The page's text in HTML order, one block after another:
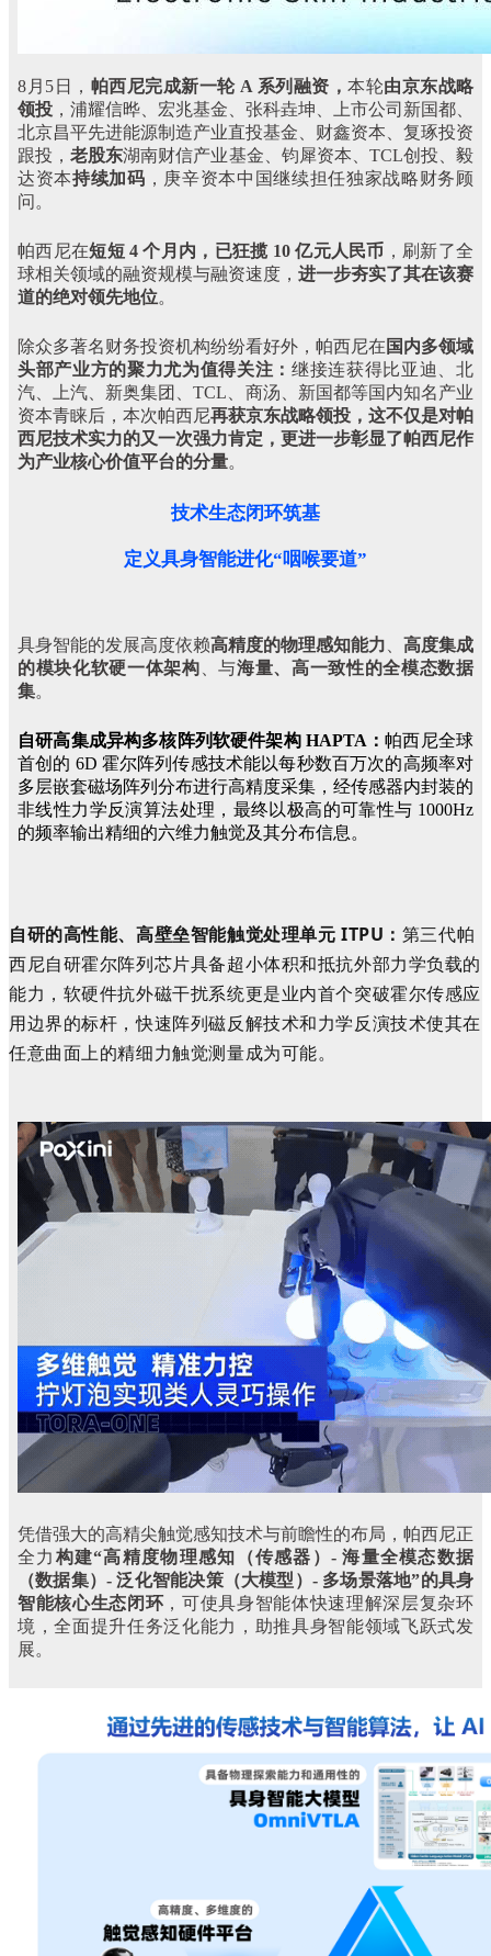
8月5日， 帕西尼完成新一轮 A 系列融资， 本轮由京东战略
领投 ，浦耀信晔、宏兆基金、张科垚坤、上市公司新国都、
北京昌平先进能源制造产业直投基金、财鑫资本、复琢投资
跟投，老股东湖南财信产业基金、钧犀资本、TCL创投、毅
达资本持续加码 ，庚辛资本中国继续担任独家战略财务顾
问。
帕西尼在短短 4 个月内，已狂揽 10 亿元人民币 ， 刷新了全
球相关领域的融资规模与融资速度， 进一步夯实了其在该赛
道的绝对领先地位。
除众多著名财务投资机构纷纷看好外，帕西尼在 国内多领域
头部产业方的聚力尤为值得关注： 继接连获得比亚迪、北
汽、上汽、新奥集团、TCL、商汤、新国都等国内知名产业
资本青睐后，本次帕西尼再获京东战略领投，这不仅是对帕
西尼技术实力的又一次强力肯定，更进一步彰显了帕西尼作
为产业核心价值平台的分量。
技术生态闭环筑基
定义具身智能进化“咽喉要道”
具身智能的发展高度依赖高精度的物理感知能力
高度集成
的模块化软硬一体架构 、与海量、高一致性的全模态数据
集。
自研高集成异构多核阵列软硬件架构 HAPTA：帕西尼全球
首创的 6D 霍尔阵列传感技术能以每秒数百万次的高频率对
多层嵌套磁场阵列分布进行高精度采集，经传感器内封装的
非线性力学反演算法处理，最终以极高的可靠性与 1000Hz
的频率输出精细的六维力触觉及其分布信息。
自研的高性能、高壁垒智能触觉处理单元 ITPU： 第三代帕
西尼自研霍尔阵列芯片具备超小体积和抵抗外部力学负载的
能力，软硬件抗外磁干扰系统更是业内首个突破霍尔传感应
用边界的标杆，快速阵列磁反解技术和力学反演技术使其在
任意曲面上的精细力触觉测量成为可能。
凭借强大的高精尖触觉感知技术与前瞻性的布局，帕西尼正
全力 构建“高精度物理感知（传感器）- 海量全模态数据
（数据集）- 泛化智能决策（大模型）- 多场景落地”的具身
智能核心生态闭环 ，可使具身智能体快速理解深层复杂环
境，全面提升任务泛化能力，助推具身智能领域飞跃式发
展。